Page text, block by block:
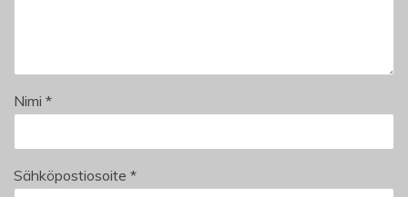
Nimi *
Sähköpostiosoite *